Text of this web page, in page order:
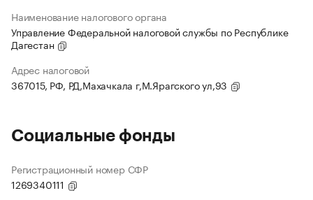
Наименование налогового органа
Управление Федеральной налоговой службы по Республике
Дагестан
Адрес налоговой
367015, РФ, РД,Махачкала г,М.Ярагского ул,93
Социальные фонды
Регистрационный номер СФР
1269340111